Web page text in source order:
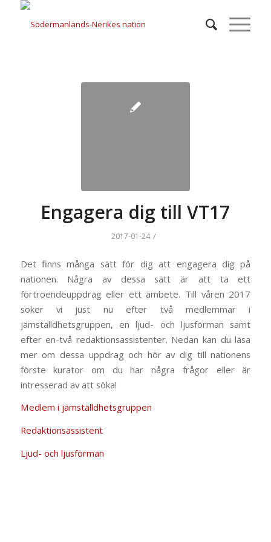
Engagera dig till VT17
2017-01-24 /
Det finns många sätt för dig att engagera dig på
nationen. Några av dessa sätt är att ta ett
förtroendeuppdrag eller ett ämbete. Till våren 2017
söker vi just nu efter två medlemmar i
jämställdhetsgruppen, en ljud- och ljusförman samt
efter en-två redaktionsassistenter. Nedan kan du läsa
mer om dessa uppdrag och hör av dig till nationens
förste kurator om du har några frågor eller är
intresserad av att söka!
Medlem i jämställdhetsgruppen
Redaktionsassistent
Ljud- och ljusförman